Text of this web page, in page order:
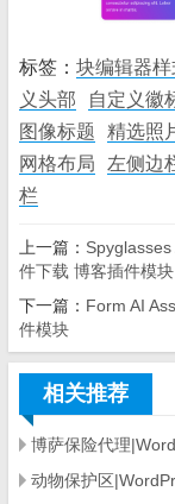
标签： 块编辑器样
义头部
自定义徽
图像标题
精选照
网格布局
左侧边
栏
上一篇：
件下载 博客插件模块
下一篇： Form AI
件模块
相关推荐
博萨保险代理
动物保护区